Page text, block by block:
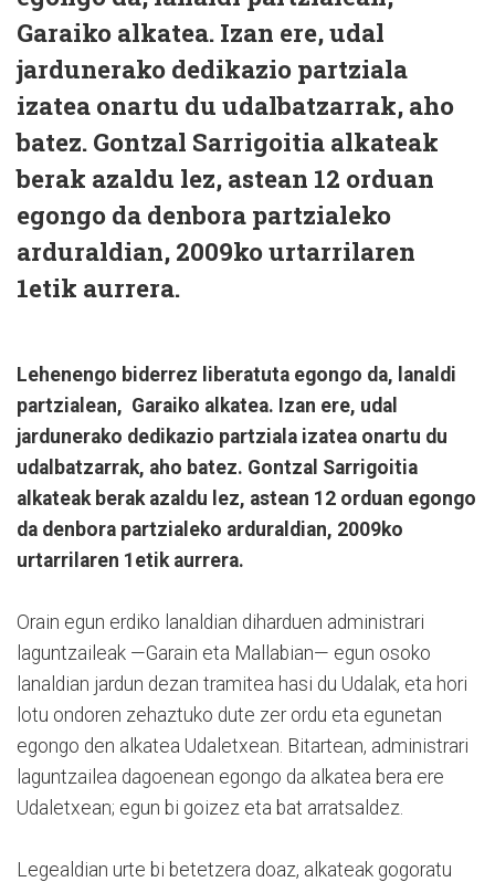
Garaiko alkatea. Izan ere, udal
jardunerako dedikazio partziala
izatea onartu du udalbatzarrak, aho
batez. Gontzal Sarrigoitia alkateak
berak azaldu lez, astean 12 orduan
egongo da denbora partzialeko
arduraldian, 2009ko urtarrilaren
1etik aurrera.
Lehenengo biderrez liberatuta egongo da, lanaldi
partzialean, Garaiko alkatea. Izan ere, udal
jardunerako dedikazio partziala izatea onartu du
udalbatzarrak, aho batez. Gontzal Sarrigoitia
alkateak berak azaldu lez, astean 12 orduan egongo
da denbora partzialeko arduraldian, 2009ko
urtarrilaren 1etik aurrera.
Orain egun erdiko lanaldian diharduen administrari
laguntzaileak —Garain eta Mallabian— egun osoko
lanaldian jardun dezan tramitea hasi du Udalak, eta hori
lotu ondoren zehaztuko dute zer ordu eta egunetan
egongo den alkatea Udaletxean. Bitartean, administrari
laguntzailea dagoenean egongo da alkatea bera ere
Udaletxean; egun bi goizez eta bat arratsaldez.
Legealdian urte bi betetzera doaz, alkateak gogoratu